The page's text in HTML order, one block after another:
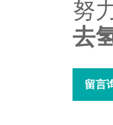
努
去
留言